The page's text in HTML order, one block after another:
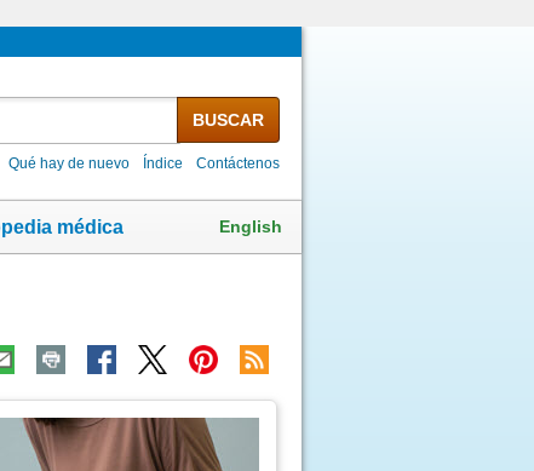
BUSCAR
Qué hay de nuevo Índice Contáctenos
médica English